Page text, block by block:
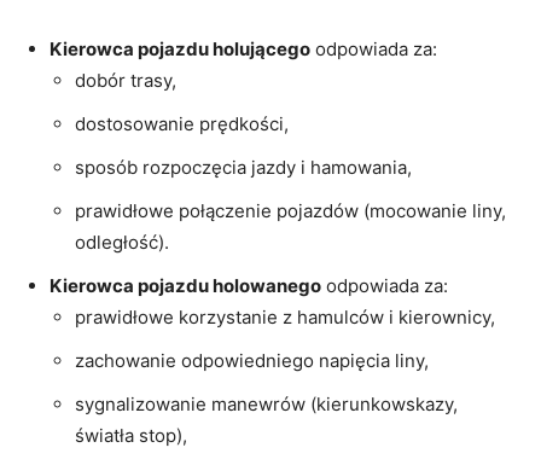
Kierowca pojazdu holującego odpowiada za:
dobór trasy,
dostosowanie prędkości,
sposób rozpoczęcia jazdy i hamowania,
prawidłowe połączenie pojazdów (mocowanie liny,
odległość).
Kierowca pojazdu holowanego odpowiada za:
prawidłowe korzystanie z hamulców i kierownicy,
zachowanie odpowiedniego napięcia liny,
sygnalizowanie manewrów (kierunkowskazy,
światła stop),